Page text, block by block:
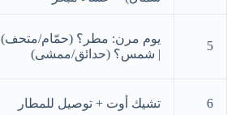
5
يوم مرن: مطر؟ (حمّام/متحف)
| شمس؟ (حدائق/ممشى)
6 تشيك أوت + توصيل للمطار